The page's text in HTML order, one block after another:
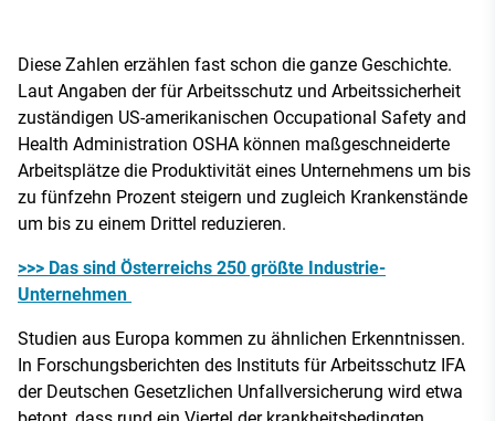
Diese Zahlen erzählen fast schon die ganze Geschichte.
Laut Angaben der für Arbeitsschutz und Arbeitssicherheit
zuständigen US-amerikanischen Occupational Safety and
Health Administration OSHA können maßgeschneiderte
Arbeitsplätze die Produktivität eines Unternehmens um bis
zu fünfzehn Prozent steigern und zugleich Krankenstände
um bis zu einem Drittel reduzieren.
>>> Das sind Österreichs 250 größte Industrie-
Unternehmen
Studien aus Europa kommen zu ähnlichen Erkenntnissen.
In Forschungsberichten des Instituts für Arbeitsschutz IFA
der Deutschen Gesetzlichen Unfallversicherung wird etwa